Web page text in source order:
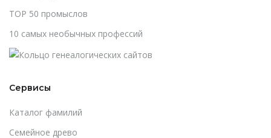
TOP 50 промыслов
10 самых необычных профессий
Сервисы
Каталог фамилий
Cемейное древо